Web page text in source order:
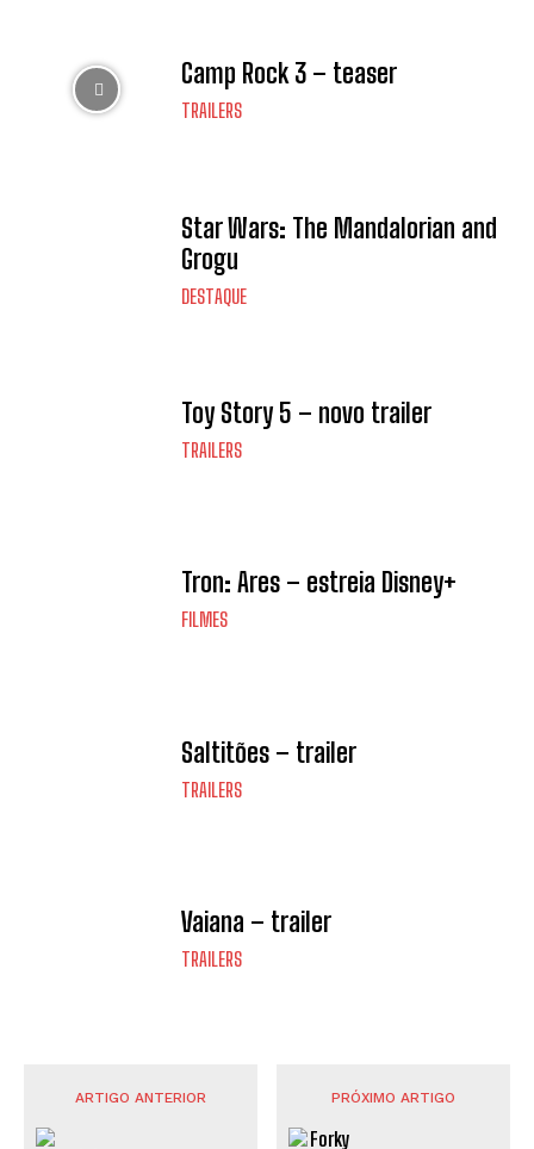
Camp Rock 3 – teaser
TRAILERS
Star Wars: The Mandalorian and
Grogu
DESTAQUE
Toy Story 5 – novo trailer
TRAILERS
Tron: Ares – estreia Disney+
FILMES
Saltitões – trailer
TRAILERS
Vaiana – trailer
TRAILERS
ARTIGO ANTERIOR PRÓXIMO ARTIGO